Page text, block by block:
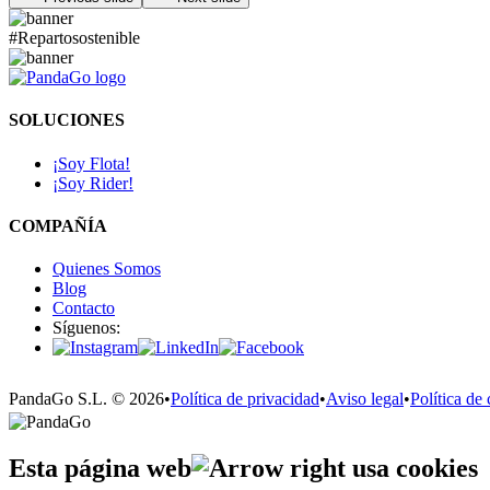
#Repartosostenible
SOLUCIONES
¡Soy Flota!
¡Soy Rider!
COMPAÑÍA
Quienes Somos
Blog
Contacto
Síguenos:
PandaGo S.L. © 2026•Política de privacidad•Aviso legal•Política de
Esta página web usa cookies